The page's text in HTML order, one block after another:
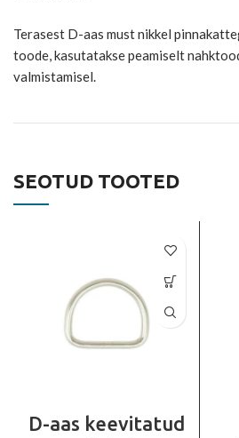
Terasest D-aas must nikkel
toode, kasutatakse peamiselt
valmistamisel.
SEOTUD TOOTED
D-aas keevitatud